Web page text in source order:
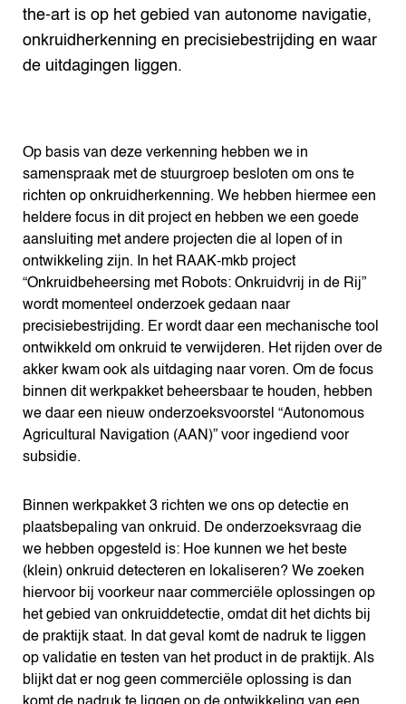
the-art is op het gebied van autonome navigatie,
onkruidherkenning en precisiebestrijding en waar
de uitdagingen liggen.
Op basis van deze verkenning hebben we in
samenspraak met de stuurgroep besloten om ons te
richten op onkruidherkenning. We hebben hiermee een
heldere focus in dit project en hebben we een goede
aansluiting met andere projecten die al lopen of in
ontwikkeling zijn. In het RAAK-mkb project
“Onkruidbeheersing met Robots: Onkruidvrij in de Rij”
wordt momenteel onderzoek gedaan naar
precisiebestrijding. Er wordt daar een mechanische tool
ontwikkeld om onkruid te verwijderen. Het rijden over de
akker kwam ook als uitdaging naar voren. Om de focus
binnen dit werkpakket beheersbaar te houden, hebben
we daar een nieuw onderzoeksvoorstel “Autonomous
Agricultural Navigation (AAN)” voor ingediend voor
subsidie.
Binnen werkpakket 3 richten we ons op detectie en
plaatsbepaling van onkruid. De onderzoeksvraag die
we hebben opgesteld is: Hoe kunnen we het beste
(klein) onkruid detecteren en lokaliseren? We zoeken
hiervoor bij voorkeur naar commerciële oplossingen op
het gebied van onkruiddetectie, omdat dit het dichts bij
de praktijk staat. In dat geval komt de nadruk te liggen
op validatie en testen van het product in de praktijk. Als
blijkt dat er nog geen commerciële oplossing is dan